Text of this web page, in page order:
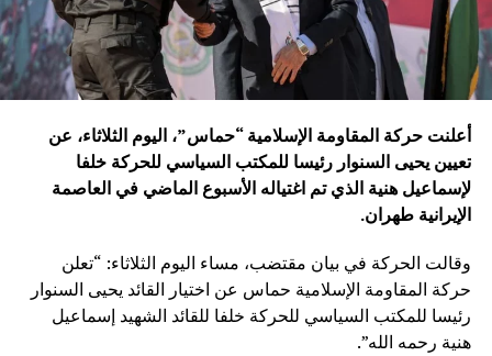
أعلنت حركة المقاومة الإسلامية “حماس”، اليوم الثلاثاء، عن
تعيين يحيى السنوار رئيسا للمكتب السياسي للحركة خلفا
لإسماعيل هنية الذي تم اغتياله الأسبوع الماضي في العاصمة
الإيرانية طهران.
وقالت الحركة في بيان مقتضب، مساء اليوم الثلاثاء: “تعلن
حركة المقاومة الإسلامية حماس عن اختيار القائد يحيى السنوار
رئيسا للمكتب السياسي للحركة خلفا للقائد الشهيد إسماعيل
هنية رحمه الله”.